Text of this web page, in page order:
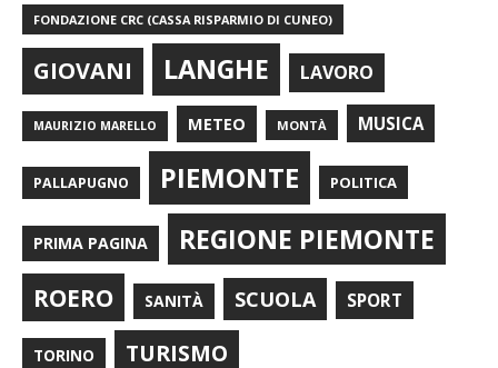
FONDAZIONE CRC (CASSA RISPARMIO DI CUNEO)
GIOVANI LANGHE LAVORO
MAURIZIO MARELLO METEO MONTÀ MUSICA
PALLAPUGNO PIEMONTE POLITICA
PRIMA PAGINA REGIONE PIEMONTE
ROERO SANITÀ SCUOLA SPORT
TORINO TURISMO